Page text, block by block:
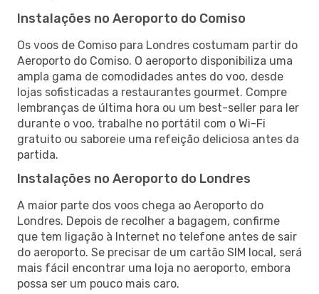
Instalações no Aeroporto do Comiso
Os voos de Comiso para Londres costumam partir do
Aeroporto do Comiso. O aeroporto disponibiliza uma
ampla gama de comodidades antes do voo, desde
lojas sofisticadas a restaurantes gourmet. Compre
lembranças de última hora ou um best-seller para ler
durante o voo, trabalhe no portátil com o Wi-Fi
gratuito ou saboreie uma refeição deliciosa antes da
partida.
Instalações no Aeroporto do Londres
A maior parte dos voos chega ao Aeroporto do
Londres. Depois de recolher a bagagem, confirme
que tem ligação à Internet no telefone antes de sair
do aeroporto. Se precisar de um cartão SIM local, será
mais fácil encontrar uma loja no aeroporto, embora
possa ser um pouco mais caro.